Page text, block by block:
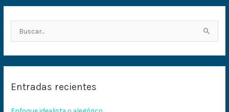
a
Entradas recientes